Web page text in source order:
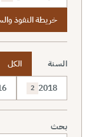
خريطة النفوذ
السنة الكل
2018
2
بحث